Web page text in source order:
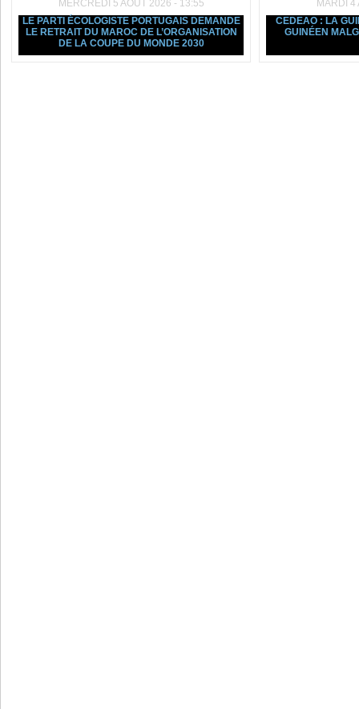
MERCREDI 5 AOÛT 2026 - 13:55
LE PARTI ÉCOLOGISTE PORTUGAIS DEMANDE
LE RETRAIT DU MAROC DE L’ORGANISATION
DE LA COUPE DU MONDE 2030
MARDI
CEDEAO : LA
GUINÉEN